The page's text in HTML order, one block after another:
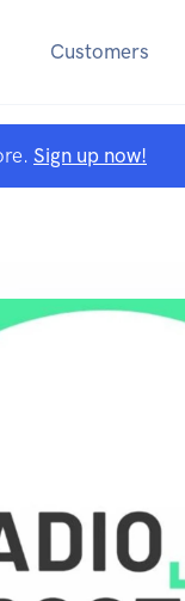
Customers
Sign up now!